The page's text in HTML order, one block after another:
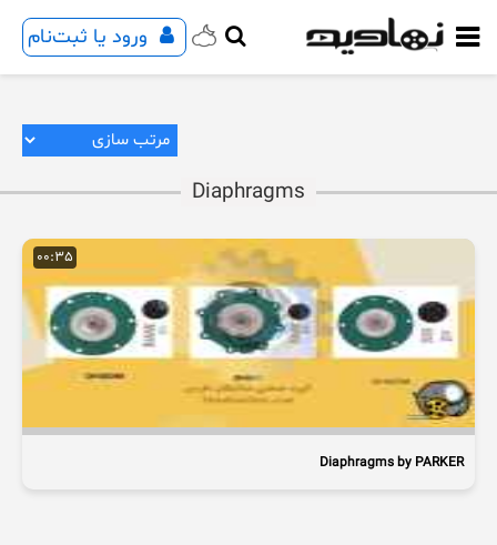
ورود یا ثبت‌نام
Diaphragms
00:35
Diaphragms by PARKER